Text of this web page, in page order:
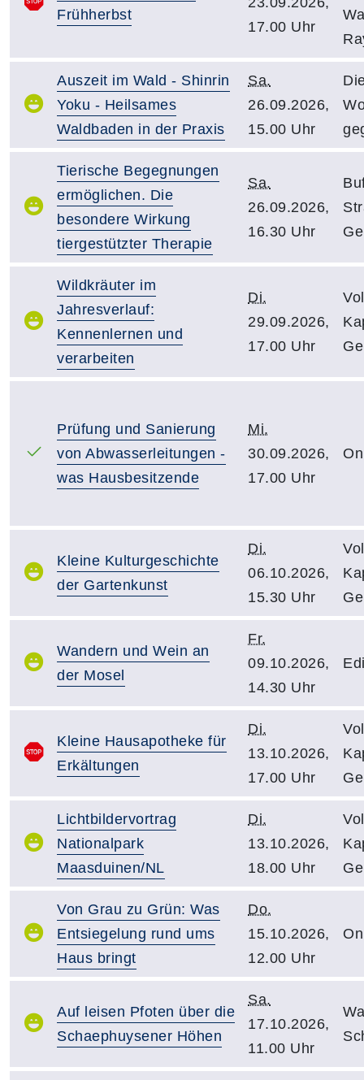
Frühherbst
17.00 Uhr
Auszeit im Wald - Shinrin
Yoku - Heilsames
Waldbaden in der Praxis
Sa.
26.09.2026,
15.00 Uhr
Tierische Begegnungen
ermöglichen. Die
besondere Wirkung
tiergestützter Therapie
Sa.
26.09.2026,
16.30 Uhr
Wildkräuter im
Jahresverlauf:
Kennenlernen und
verarbeiten
Di.
29.09.2026,
17.00 Uhr
Prüfung und Sanierung
von Abwasserleitungen -
was Hausbesitzende
Mi.
30.09.2026,
17.00 Uhr
Kleine Kulturgeschichte
der Gartenkunst
Di.
06.10.2026,
15.30 Uhr
Wandern und Wein an
der Mosel
Fr.
09.10.2026,
14.30 Uhr
Kleine Hausapotheke für
Erkältungen
Di.
13.10.2026,
17.00 Uhr
Lichtbildervortrag
Nationalpark
Maasduinen/NL
Di.
13.10.2026,
18.00 Uhr
Von Grau zu Grün: Was
Entsiegelung rund ums
Haus bringt
Do.
15.10.2026,
12.00 Uhr
Auf leisen Pfoten über die
Schaephuysener Höhen
Sa.
17.10.2026,
11.00 Uhr